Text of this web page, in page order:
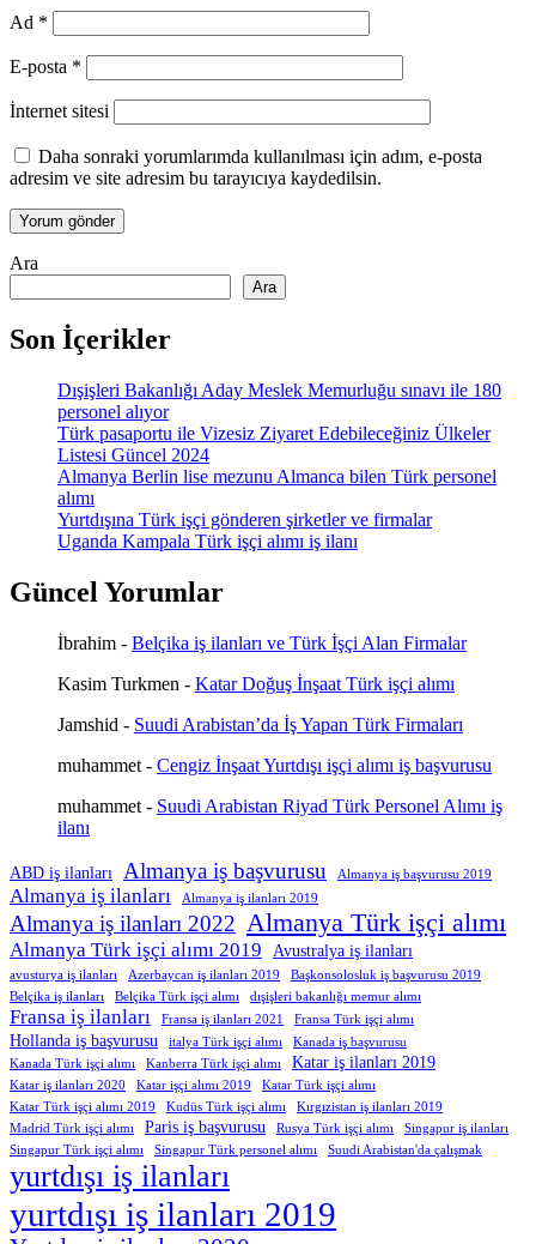
Ad *
E-posta *
İnternet sitesi
Daha sonraki yorumlarımda kullanılması için adım, e-posta
adresim ve site adresim bu tarayıcıya kaydedilsin.
Ara
Ara
Son İçerikler
Dışişleri Bakanlığı Aday Meslek Memurluğu sınavı ile 180
personel alıyor
Türk pasaportu ile Vizesiz Ziyaret Edebileceğiniz Ülkeler
Listesi Güncel 2024
Almanya Berlin lise mezunu Almanca bilen Türk personel
alımı
Yurtdışına Türk işçi gönderen şirketler ve firmalar
Uganda Kampala Türk işçi alımı iş ilanı
Güncel Yorumlar
İbrahim - Belçika iş ilanları ve Türk İşçi Alan Firmalar
Kasim Turkmen - Katar Doğuş İnşaat Türk işçi alımı
Jamshid - Suudi Arabistan’da İş Yapan Türk Firmaları
muhammet - Cengiz İnşaat Yurtdışı işçi alımı iş başvurusu
muhammet - Suudi Arabistan Riyad Türk Personel Alımı iş
ilanı
ABD iş ilanları Almanya iş başvurusu Almanya iş başvurusu 2019
Almanya iş ilanları Almanya iş ilanları 2019
Almanya iş ilanları 2022 Almanya Türk işçi alımı
Almanya Türk işçi alımı 2019 Avustralya iş ilanları
avusturya iş ilanları Azerbaycan iş ilanları 2019
Başkonsolosluk iş başvurusu 2019
Belçika iş ilanları
Belçika Türk işçi alımı dışişleri bakanlığı memur alımı
Fransa iş ilanları Fransa iş ilanları 2021 Fransa Türk işçi alımı
Hollanda iş başvurusu italya Türk işçi alımı
Kanada iş başvurusu
Kanada Türk işçi alımı
Kanberra Türk işçi alımı Katar iş ilanları 2019
Katar iş ilanları 2020 Katar işçi alımı 2019
Katar Türk işçi alımı
Katar Türk işçi alımı 2019
Kudüs Türk işçi alımı
Kırgızistan iş ilanları 2019
Madrid Türk işçi alımı
Paris iş başvurusu Rusya Türk işçi alımı
Singapur iş ilanları
Singapur Türk işçi alımı
Singapur Türk personel alımı Suudi Arabistan'da çalışmak
yurtdışı iş ilanları
yurtdışı iş ilanları 2019